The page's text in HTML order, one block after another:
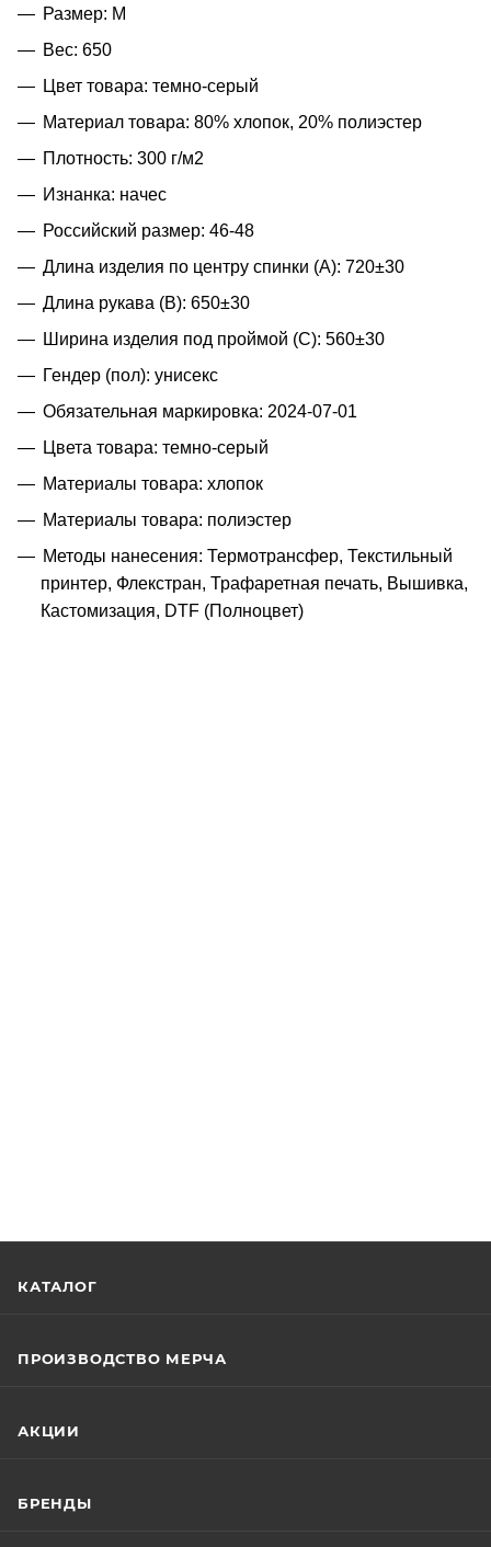
Размер: M
Вес: 650
Цвет товара: темно-серый
Материал товара: 80% хлопок, 20% полиэстер
Плотность: 300 г/м2
Изнанка: начес
Российский размер: 46-48
Длина изделия по центру спинки (A): 720±30
Длина рукава (B): 650±30
Ширина изделия под проймой (С): 560±30
Гендер (пол): унисекс
Обязательная маркировка: 2024-07-01
Цвета товара: темно-серый
Материалы товара: хлопок
Материалы товара: полиэстер
Методы нанесения: Термотрансфер, Текстильный
принтер, Флекстран, Трафаретная печать, Вышивка,
Кастомизация, DTF (Полноцвет)
КАТАЛОГ
ПРОИЗВОДСТВО МЕРЧА
АКЦИИ
БРЕНДЫ